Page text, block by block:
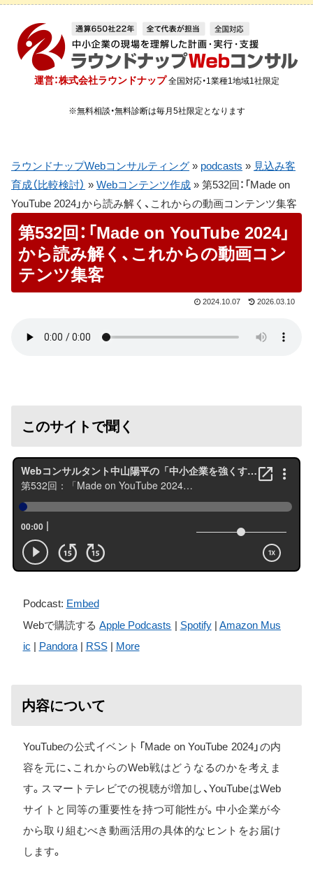
運営：株式会社ラウンドナップ 全国対応・1業種1地域1社限定
※無料相談・無料診断は毎月5社限定となります
ラウンドナップWebコンサルティング » podcasts » 見込み客
育成（比較検討） » Webコンテンツ作成 » 第532回：「Made on
YouTube 2024」から読み解く、これからの動画コンテンツ集客
第532回：「Made on YouTube 2024」
から読み解く、これからの動画コン
テンツ集客
2024.10.07 2026.03.10
このサイトで聞く
Podcast: Embed
Webで購読するApple Podcasts | Spotify| Amazon Mus
ic | Pandora| RSS| More
内容について
YouTubeの公式イベント「Made on YouTube 2024」の内
容を元に、これからのWeb戦はどうなるのかを考えま
す。スマートテレビでの視聴が増加し、YouTubeはWeb
サイトと同等の重要性を持つ可能性が。中小企業が今
から取り組むべき動画活用の具体的なヒントをお届け
します。